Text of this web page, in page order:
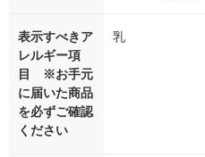
表示すべきア
レルギー項
目 ※お手元
に届いた商品
を必ずご確認
ください
乳